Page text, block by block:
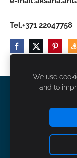
Tel.+371 22047758
NOTEIKUMI
We use
and to